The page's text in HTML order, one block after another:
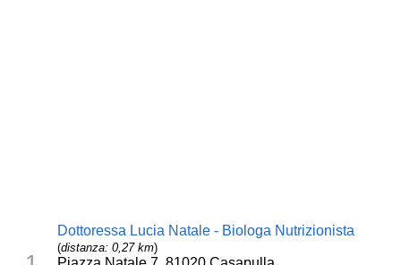
Dottoressa Lucia Natale - Biologa Nutrizionista
(distanza: 0,27 km)